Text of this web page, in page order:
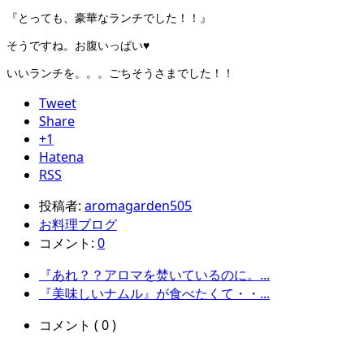
『とっても、豪華なランチでした！！』
そうですね。お腹いっぱい♥
いいランチを。。。ごちそうさまでした！！
Tweet
Share
+1
Hatena
RSS
投稿者: aromagarden505
お料理ブログ
コメント: 0
『あれ？？アロマを焚いているのに。...
『美味しいナムル』が食べたくて・・...
コメント ( 0 )